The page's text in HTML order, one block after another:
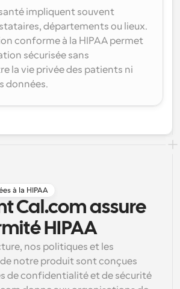
impliquent souvent
départements ou lieux.
conforme à la HIPAA permet
sécurisée sans
la vie privée des patients ni
données.
à la HIPAA
Cal.com assure
HIPAA
nos politiques et les
notre produit sont conçues
de confidentialité et de sécurité